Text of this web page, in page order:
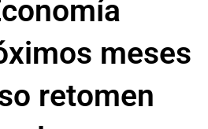
meses
retomen